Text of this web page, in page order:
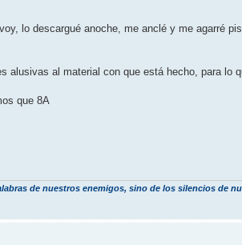
lo descargué anoche, me anclé y me agarré
alusivas al material con que está hecho, para lo
que 8A
de nuestros enemigos, sino de los silencios de